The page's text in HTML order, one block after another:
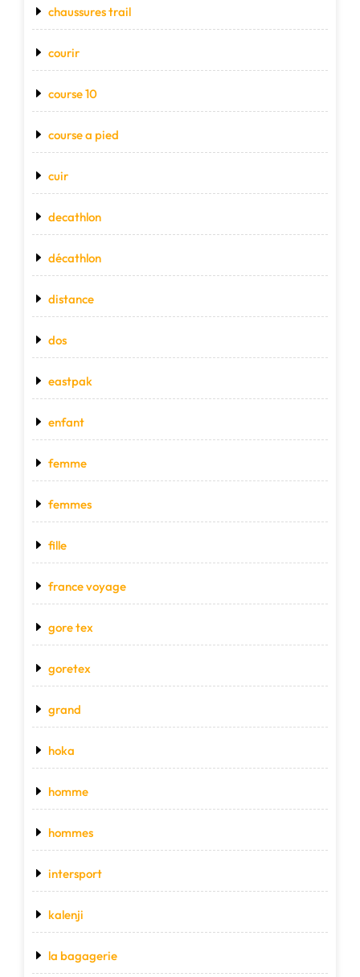
chaussures trail
courir
course 10
course a pied
cuir
decathlon
décathlon
distance
dos
eastpak
enfant
femme
femmes
fille
france voyage
gore tex
goretex
grand
hoka
homme
hommes
intersport
kalenji
la bagagerie